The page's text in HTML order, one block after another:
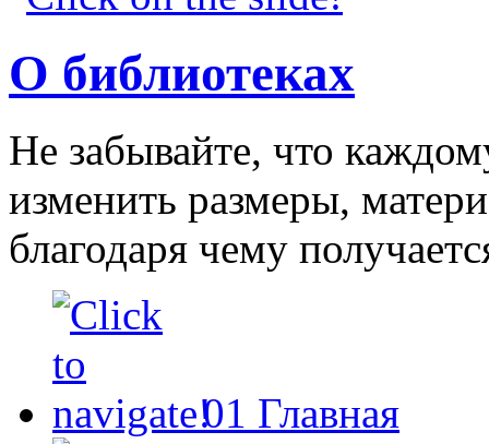
О библиотеках
Не забывайте, что
изменить размеры,
благодаря чему
01 Главная